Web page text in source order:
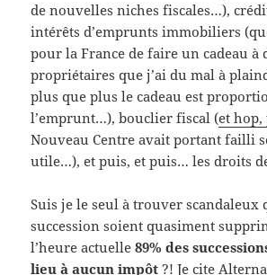
de nouvelles niches fiscales…),
intérêts d’emprunts immobiliers
pour la France de faire un cadeau à
propriétaires que j’ai du mal à
plus que plus le cadeau est
l’emprunt…), bouclier fiscal (et hop,
Nouveau Centre avait portant failli
utile…), et puis, et puis… les droits
Suis je le seul à trouver scandaleux
succession soient quasiment
l’heure actuelle89% des
lieu à aucun impôt ?! Je cite